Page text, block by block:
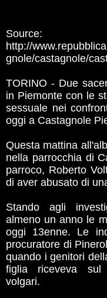
Source:
http://
gnole/castagnole/
TORINO - Due
in Piemonte con le
sessuale nei
oggi a Castagnole
Questa mattina
nella parrocchia di
parroco, Roberto
di aver abusato di
Stando agli
almeno un anno le
oggi 13enne. Le
procuratore di
quando i genitori
figlia riceveva sul
volgari.